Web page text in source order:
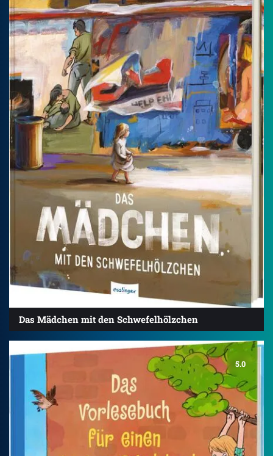
Das Mädchen mit den Schwefelhölzchen
5.0